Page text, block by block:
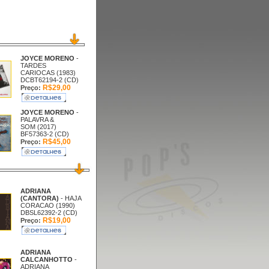
JOYCE MORENO -
TARDES
CARIOCAS (1983)
DCBT62194-2 (CD)
Preço: R$29,00
JOYCE MORENO -
PALAVRA &
SOM (2017)
BF57363-2 (CD)
Preço: R$45,00
ADRIANA
(CANTORA) - HAJA
CORACAO (1990)
DBSL62392-2 (CD)
Preço: R$19,00
ADRIANA
CALCANHOTTO -
ADRIANA